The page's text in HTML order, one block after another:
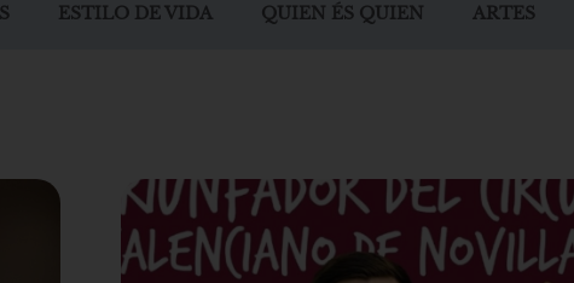
ESTILO DE VIDA QUIEN ÉS QUIEN ARTES